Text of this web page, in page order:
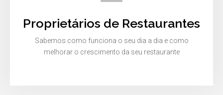
Proprietários de Restaurantes
Sabemos como funciona o seu dia a dia e como
melhorar o crescimento da seu restaurante